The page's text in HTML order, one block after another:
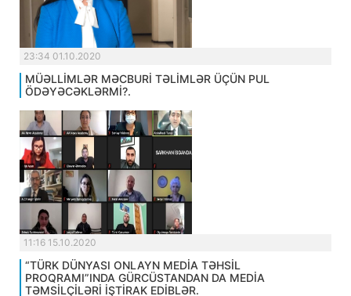
23:34 01.10.2020
MÜƏLLİMLƏR MƏCBURİ TƏLİMLƏR ÜÇÜN PUL
ÖDƏYƏCƏKLƏRMİ?.
11:16 15.10.2020
“TÜRK DÜNYASI ONLAYN MEDİA TƏHSİL
PROQRAMI”INDA GÜRCÜSTANDAN DA MEDİA
TƏMSİLÇİLƏRİ İŞTİRAK EDİBLƏR.